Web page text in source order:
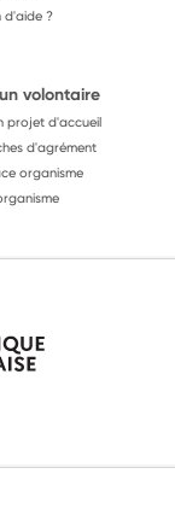
d'aide ?
volontaire
projet d'accueil
d'agrément
organisme